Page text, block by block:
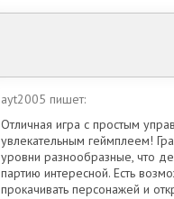
ayt2005 пишет:
Отличная игра с простым
увлекательным геймплеем!
уровни разнообразные, что
партию интересной. Есть
прокачивать персонажей и